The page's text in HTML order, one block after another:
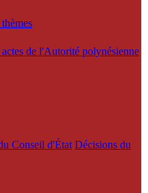
de l'Autorité polynésienne
Conseil d'État Décisions du